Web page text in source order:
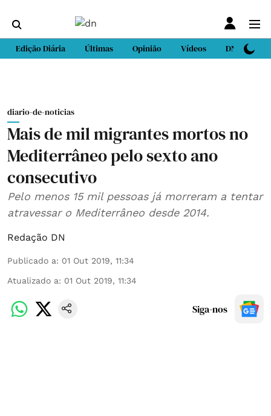
Edição Diária Últimas Opinião Vídeos DN Sport
diario-de-noticias
Mais de mil migrantes mortos no
Mediterrâneo pelo sexto ano
consecutivo
Pelo menos 15 mil pessoas já morreram a tentar
atravessar o Mediterrâneo desde 2014.
Redação DN
Publicado a: 01 Out 2019, 11:34
Atualizado a: 01 Out 2019, 11:34
Siga-nos